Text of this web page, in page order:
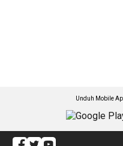
Unduh Mobile